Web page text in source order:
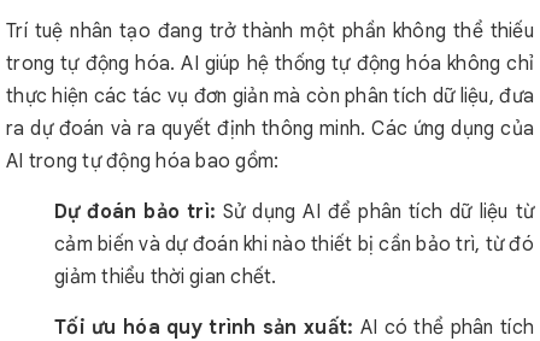
Trí tuệ nhân tạo đang trở thành một phần không thể thiếu
trong tự động hóa. AI giúp hệ thống tự động hóa không chỉ
thực hiện các tác vụ đơn giản mà còn phân tích dữ liệu, đưa
ra dự đoán và ra quyết định thông minh. Các ứng dụng của
AI trong tự động hóa bao gồm:
Dự đoán bảo trì: Sử dụng AI để phân tích dữ liệu từ
cảm biến và dự đoán khi nào thiết bị cần bảo trì, từ đó
giảm thiểu thời gian chết.
Tối ưu hóa quy trình sản xuất: AI có thể phân tích